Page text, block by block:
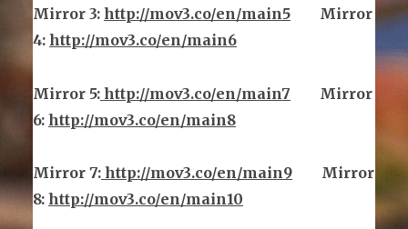
Mirror 3: http://mov3.co/en/main5
Mirror
4: http://mov3.co/en/main6
Mirror 5: http://mov3.co/en/main7
Mirror
6: http://mov3.co/en/main8
Mirror 7: http://mov3.co/en/main9 Mirror
8: http://mov3.co/en/main10